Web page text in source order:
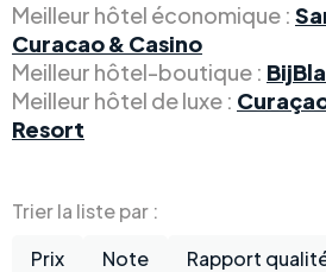
Meilleur hôtel économique :
Curacao & Casino
Meilleur hôtel-boutique :
Meilleur hôtel de luxe :
Resort
Trier la liste par :
Prix
Note Rapport